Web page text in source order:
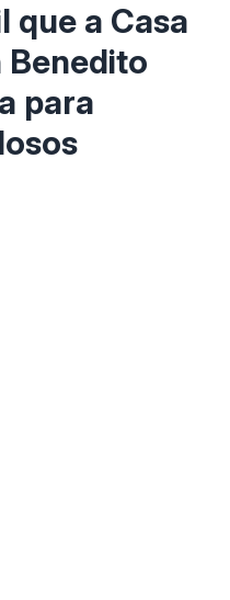
que a Casa
Benedito
para